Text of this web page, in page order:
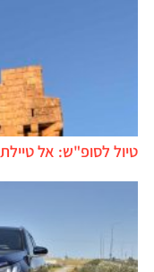
לסופ"ש: אל טיילת